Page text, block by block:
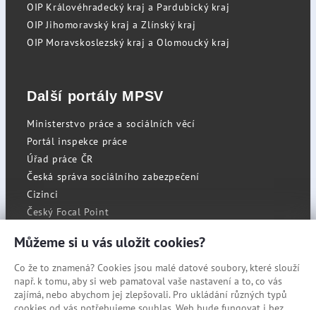
OIP Královéhradecký kraj a Pardubický kraj
OIP Jihomoravský kraj a Zlínský kraj
OIP Moravskoslezský kraj a Olomoucký kraj
Další portály MPSV
Ministerstvo práce a sociálních věcí
Portál inspekce práce
Úřad práce ČR
Česká správa sociálního zabezpečení
Cizinci
Český Focal Point
RSS
Cookies
Můžeme si u vás uložit cookies?
Co že to znamená? Cookies jsou malé datové soubory, které slouží
např. k tomu, aby si web pamatoval vaše nastavení a to, co vás
zajímá, nebo abychom jej zlepšovali. Pro ukládání různých typů